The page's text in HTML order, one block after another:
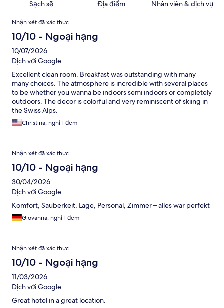
Sạch sẽ Địa điểm Nhân viên & dịch vụ
Nhận
xét
Nhận xét đã xác thực
10/10 - Ngoại hạng
10/07/2026
Dịch với Google
Excellent clean room. Breakfast was outstanding with many
many choices. The atmosphere is incredible with several places
to be whether you wanna be indoors semi indoors or completely
outdoors. The decor is colorful and very reminiscent of skiing in
the Swiss Alps.
Christina, nghỉ 1 đêm
Nhận xét đã xác thực
10/10 - Ngoại hạng
30/04/2026
Dịch với Google
Komfort, Sauberkeit, Lage, Personal, Zimmer – alles war perfekt
Giovanna, nghỉ 1 đêm
Nhận xét đã xác thực
10/10 - Ngoại hạng
11/03/2026
Dịch với Google
Great hotel in a great location.